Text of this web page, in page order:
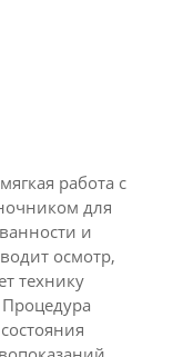
работа с
для
и
осмотр,
технику